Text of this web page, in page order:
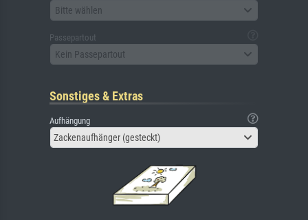
Bitte wählen
Passepartout
Kein Passepartout
Sonstiges & Extras
Aufhängung
Zackenaufhänger (gesteckt)